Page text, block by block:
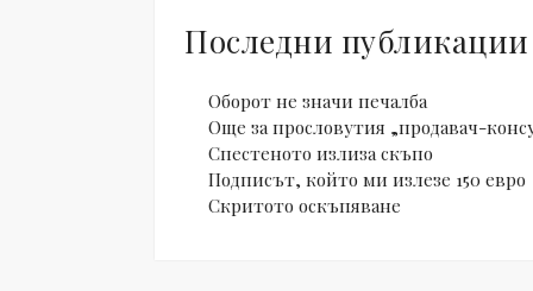
Последни публикации
Оборот не значи печалба
Още за прословутия „продавач-
Спестеното излиза скъпо
Подписът, който ми излезе 150 евро
Скритото оскъпяване